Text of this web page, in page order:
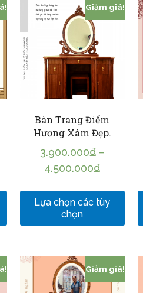
Giảm giá!
Bàn Trang Điểm
Hương Xám Đẹp.
3.900.000₫–
4.500.000₫
Lựa chọn các tùy
chọn
Giảm giá!